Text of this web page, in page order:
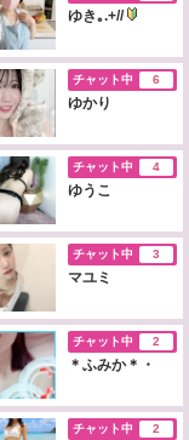
あります
すぎてアプリ
ゆき｡.+//
チャット中 6
ゆかり
チャット中 4
ゆうこ
チャット中 3
マユミ
チャット中 2
＊ふみか＊・
チャット中 2